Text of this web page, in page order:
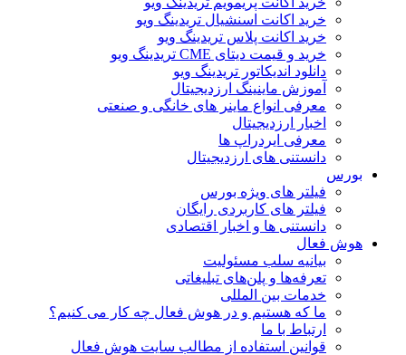
خرید اکانت اسنشیال تریدینگ ویو
خرید اکانت پلاس تریدینگ ویو
خرید و قیمت دیتای CME تریدینگ ویو
دانلود اندیکاتور تریدینگ ویو
آموزش ماینینگ ارزدیجیتال
معرفی انواع ماینر های خانگی و صنعتی
اخبار ارزدیجیتال
معرفی ایردراپ ها
دانستنی های ارزدیجیتال
بورس
فیلتر های ویژه بورس
فیلتر های کاربردی رایگان
دانستنی ها و اخبار اقتصادی
هوش فعال
بیانیه سلب مسئولیت
تعرفه‌ها و پلن‌های تبلیغاتی
خدمات بین المللی
ما که هستیم و در هوش فعال چه کار می کنیم؟
ارتباط با ما
قوانین استفاده از مطالب سایت هوش فعال